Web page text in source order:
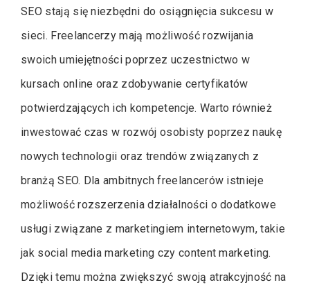
SEO stają się niezbędni do osiągnięcia sukcesu w
sieci. Freelancerzy mają możliwość rozwijania
swoich umiejętności poprzez uczestnictwo w
kursach online oraz zdobywanie certyfikatów
potwierdzających ich kompetencje. Warto również
inwestować czas w rozwój osobisty poprzez naukę
nowych technologii oraz trendów związanych z
branżą SEO. Dla ambitnych freelancerów istnieje
możliwość rozszerzenia działalności o dodatkowe
usługi związane z marketingiem internetowym, takie
jak social media marketing czy content marketing.
Dzięki temu można zwiększyć swoją atrakcyjność na